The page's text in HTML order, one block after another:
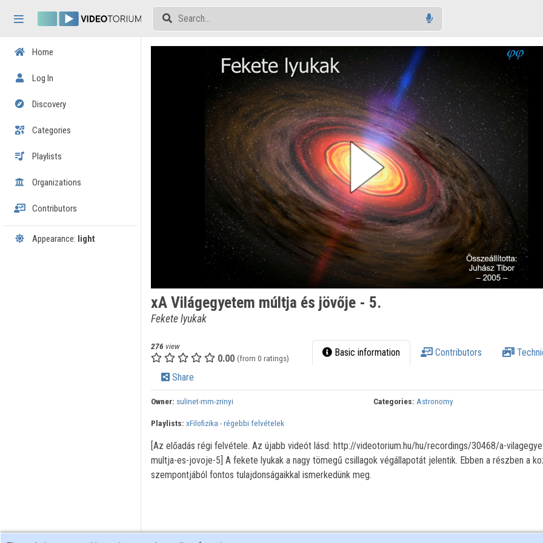
Home
Log In
Discovery
Categories
Playlists
Organizations
Contributors
Appearance: light
xA Világegyetem múltja és jövője - 5.
Fekete lyukak
276 view
0.00 (from 0 ratings) Basic information Contributors
Share
Owner: sulinet-mm-zrinyi Categories: Astronomy
Playlists: xFilofizika - régebbi felvételek
[Az előadás régi felvétele. Az újabb videót lásd: http://videotorium.hu/hu/recordings/30468/a-
multja-es-jovoje-5] A fekete lyukak a nagy tömegű csillagok végállapotát jelentik. Ebben a részben a
szempontjából fontos tulajdonságaikkal ismerkedünk meg.